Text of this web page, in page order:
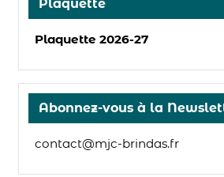
Plaquette
Plaquette 2026-27
Abonnez-vous à la
contact@mjc-brindas.fr